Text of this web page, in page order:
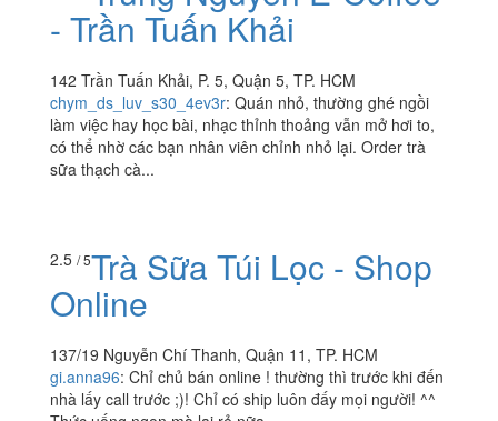
3.8 / 5Trung Nguyên E-Coffee
- Trần Tuấn Khải
142 Trần Tuấn Khải, P. 5, Quận 5, TP. HCM
sữa thạch cà...
2.5/ 5Trà Sữa Túi Lọc - Shop
Online